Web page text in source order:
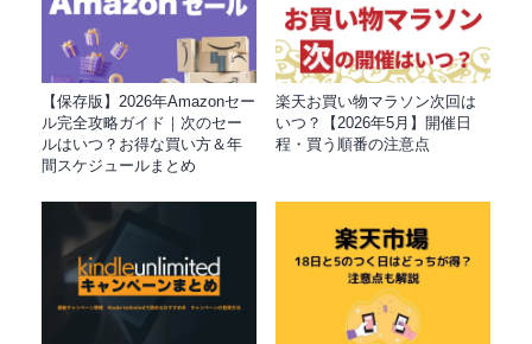
【保存版】2026年Amazonセー
ル完全攻略ガイド｜次のセー
ルはいつ？お得な買い方＆年
間スケジュールまとめ
楽天お買い物マラソン次回は
いつ？【2026年5月】開催日
程・買う順番の注意点